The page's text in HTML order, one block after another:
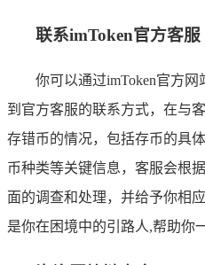
联系imToken官方客服
你可以通过imToken官方
到官方客服的联系方式，在与
存错币的情况，包括存币的具
币种类等关键信息，客服会根
面的调查和处理，并给予你相
是你在困境中的引路人,帮助你